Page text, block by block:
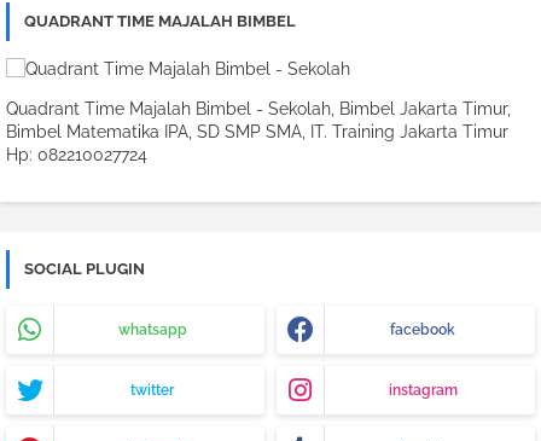
QUADRANT TIME MAJALAH BIMBEL
Quadrant Time Majalah Bimbel - Sekolah, Bimbel Jakarta Timur,
Bimbel Matematika IPA, SD SMP SMA, IT. Training Jakarta Timur
Hp: 082210027724
SOCIAL PLUGIN
whatsapp facebook
twitter instagram